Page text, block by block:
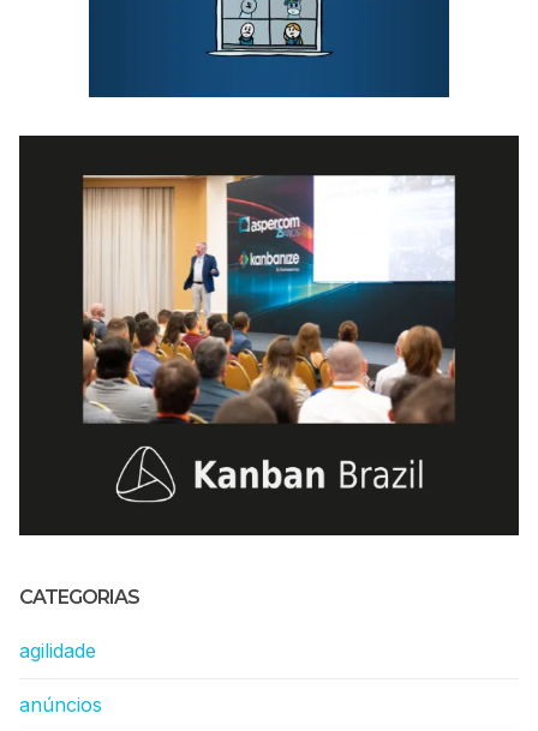
CATEGORIAS
agilidade
anúncios